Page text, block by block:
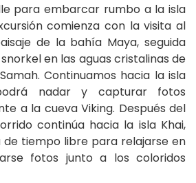
para embarcar rumbo a la isla
comienza con la visita al
de la bahía Maya, seguida
en las aguas cristalinas de
Continuamos hacia la isla
nadar y capturar fotos
a la cueva Viking. Después del
continúa hacia la isla Khai,
de tiempo libre para relajarse en
fotos junto a los coloridos